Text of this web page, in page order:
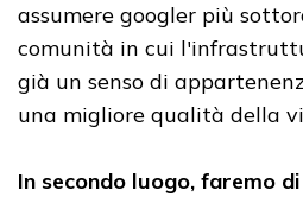
assumere googler più
comunità in cui
già un senso di
una migliore qualità della
In secondo luogo, faremo